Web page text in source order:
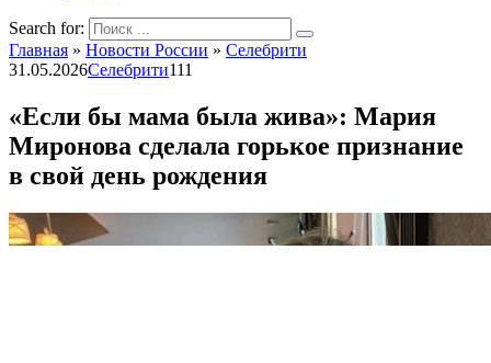
Search for:
Главная » Новости России » Селебрити
31.05.2026Селебрити111
«Если бы мама была жива»: Мария
Миронова сделала горькое признание
в свой день рождения